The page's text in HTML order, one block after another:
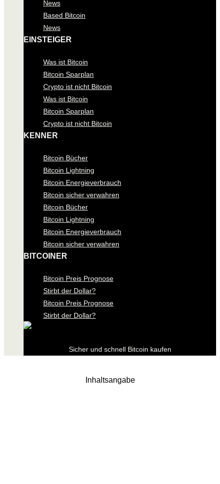
News
Based Bitcoin
News
EINSTEIGER
Was ist Bitcoin
Bitcoin Sparplan
Crypto ist nicht Bitcoin
Was ist Bitcoin
Bitcoin Sparplan
Crypto ist nicht Bitcoin
KENNER
Bitcoin Bücher
Bitcoin Lightning
Bitcoin Energieverbrauch
Bitcoin sicher verwahren
Bitcoin Bücher
Bitcoin Lightning
Bitcoin Energieverbrauch
Bitcoin sicher verwahren
BITCOINER
Bitcoin Preis Prognose
Stirbt der Dollar?
Bitcoin Preis Prognose
Stirbt der Dollar?
Sicher und schnell Bitcoin kaufen
Inhaltsangabe